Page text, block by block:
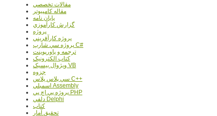
مقالات تخصصي
مقاله کامپیوتر
پایان نامه
گزارش کارآموزي
پروژه
پروژه کارآفريني
پروژه سي شارپ C#
ترجمه و پاورپوينت
کتاب الکترونيک
ويژوال بيسيک VB
جزوه
سي پلاس پلاس C++
اسمبلي Assembly
پروژه پي اچ پي PHP
دلفي Delphi
کتاب
تحقيق آمار